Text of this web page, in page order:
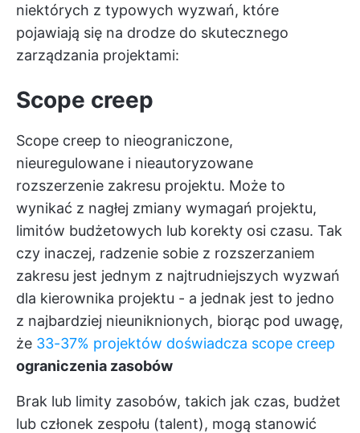
niektórych z typowych wyzwań, które
pojawiają się na drodze do skutecznego
zarządzania projektami:
Scope creep
Scope creep to nieograniczone,
nieuregulowane i nieautoryzowane
rozszerzenie zakresu projektu. Może to
wynikać z nagłej zmiany wymagań projektu,
limitów budżetowych lub korekty osi czasu. Tak
czy inaczej, radzenie sobie z rozszerzaniem
zakresu jest jednym z najtrudniejszych wyzwań
dla kierownika projektu - a jednak jest to jedno
z najbardziej nieuniknionych, biorąc pod uwagę,
że 33-37% projektów doświadcza scope creep
ograniczenia zasobów
Brak lub limity zasobów, takich jak czas, budżet
lub członek zespołu (talent), mogą stanowić